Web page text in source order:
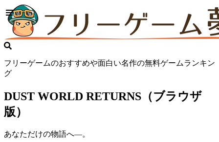
フリーゲームのおすすめや面白い名作の無料ゲームランキン
グ
DUST WORLD RETURNS（ブラウザ
版）
あなただけの物語へ―。